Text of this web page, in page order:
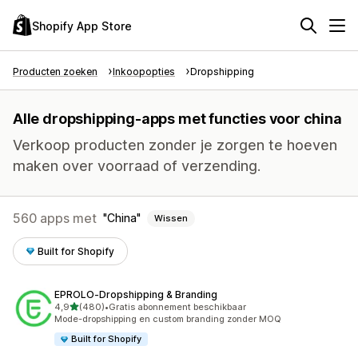
Shopify App Store
Producten zoeken Inkoopopties Dropshipping
Alle dropshipping-apps met functies voor china
Verkoop producten zonder je zorgen te hoeven
maken over voorraad of verzending.
560 apps met China Wissen
Built for Shopify
EPROLO‑Dropshipping & Branding
4,9van 5 sterren
(480)
480 recensies in totaal
•Gratis abonnement beschikbaar
Mode-dropshipping en custom branding zonder MOQ
Built for Shopify